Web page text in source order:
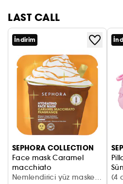
LAST CALL
İndirim
SEPHORA COLLECTION
Face mask Caramel
macchiato
Karamel macchiato yüz
Nemlendirici yüz maskesi
Cilt
(4